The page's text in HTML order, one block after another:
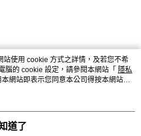
使用 cookie 方式之詳情，及若您不希
腦的 cookie 設定，請參閱本網站「 隱私
網站即表示您同意本公司得按本網站使
道了